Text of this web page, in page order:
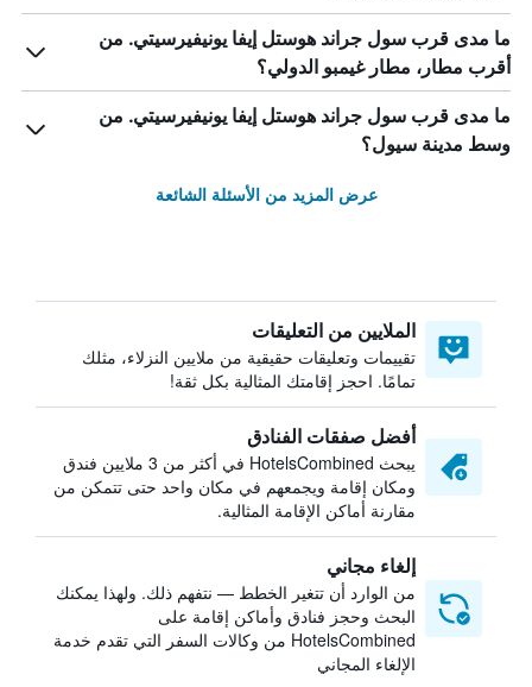
ما مدى قرب سول جراند هوستل إيفا يونيفيرسيتي. من
أقرب مطار، مطار غيمبو الدولي؟
ما مدى قرب سول جراند هوستل إيفا يونيفيرسيتي. من
وسط مدينة سيول؟
عرض المزيد من الأسئلة الشائعة
الملايين من التعليقات
تقييمات وتعليقات حقيقية من ملايين النزلاء، مثلك
تمامًا. احجز إقامتك المثالية بكل ثقة!
أفضل صفقات الفنادق
يبحث HotelsCombined في أكثر من 3 ملايين فندق
ومكان إقامة ويجمعهم في مكان واحد حتى تتمكن من
مقارنة أماكن الإقامة المثالية.
إلغاء مجاني
من الوارد أن تتغير الخطط — نتفهم ذلك. ولهذا يمكنك
البحث وحجز فنادق وأماكن إقامة على
HotelsCombined من وكالات السفر التي تقدم خدمة
الإلغاء المجاني